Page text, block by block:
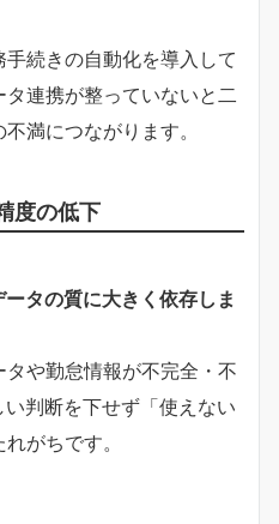
続きの自動化を導入して
連携が整っていないと二
満につながります。
度の低下
ータの質に大きく依存しま
や勤怠情報が不完全・不
判断を下せず「使えない
がちです。